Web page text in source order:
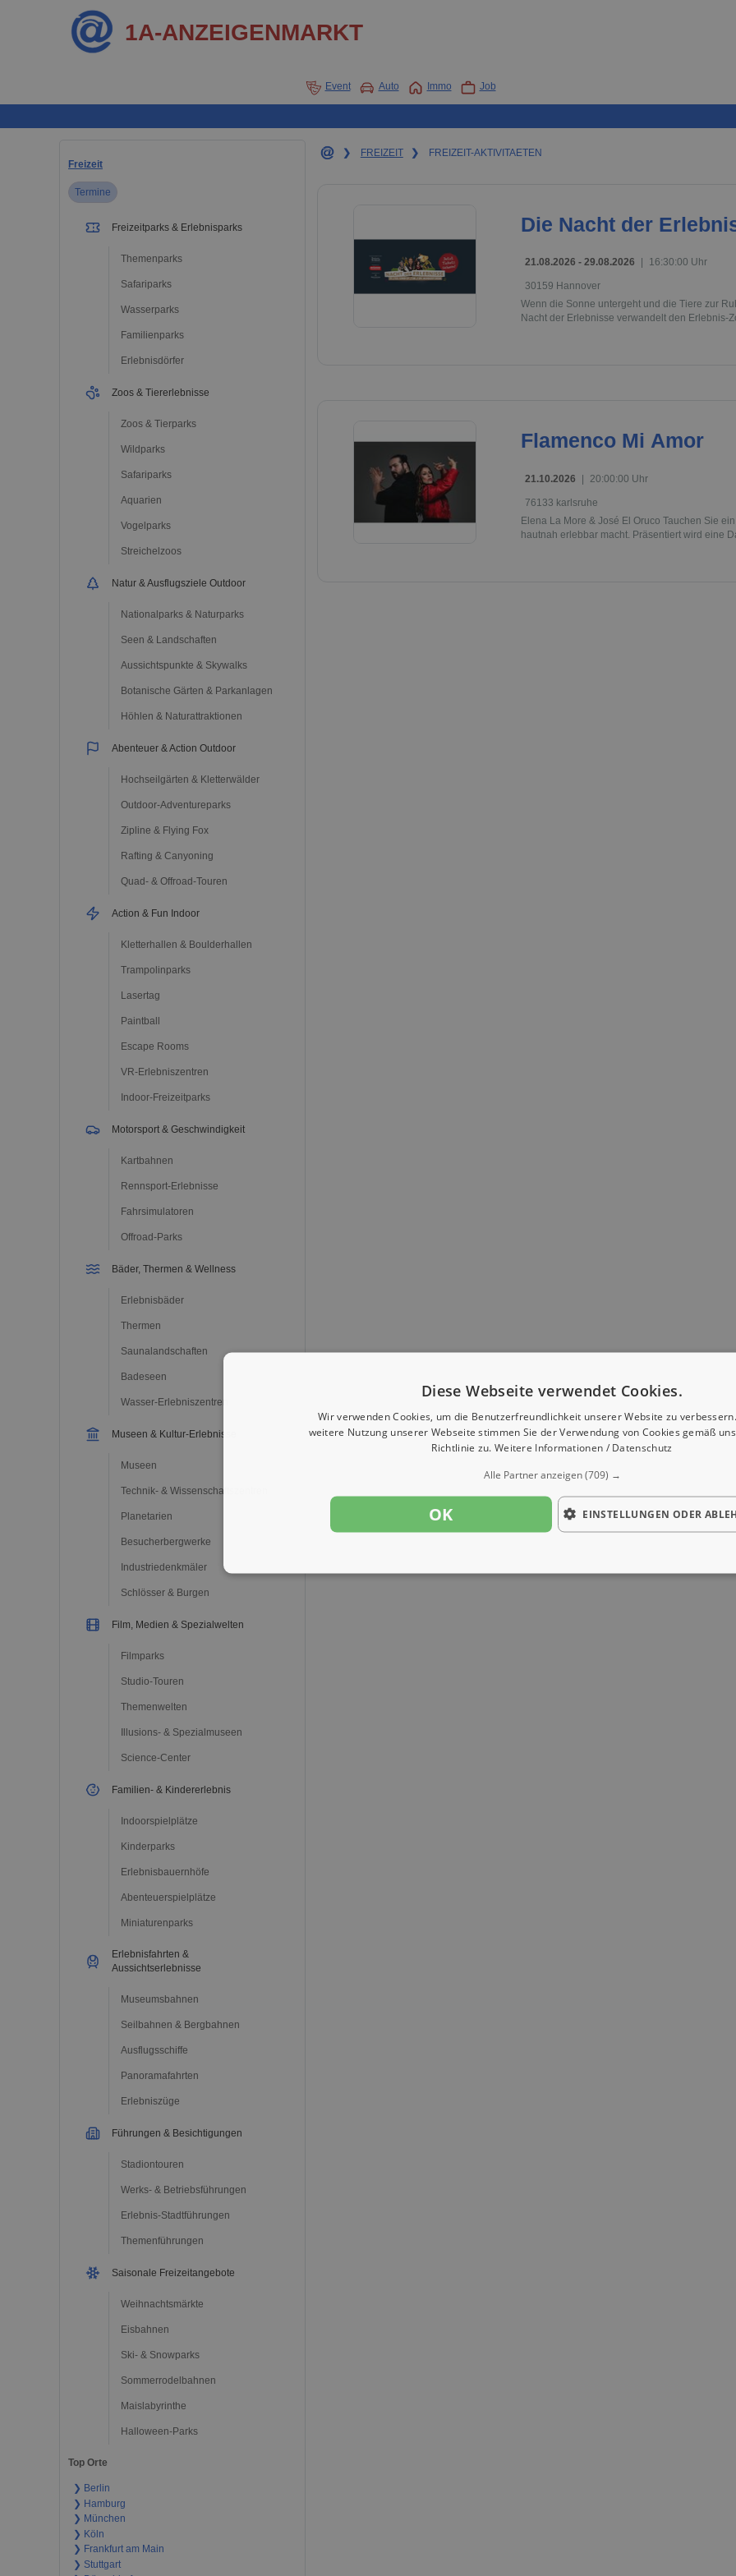
1A-ANZEIGENMARKT
Event Auto Immo Job
Freizeit
Termine
Freizeitparks & Erlebnisparks
Themenparks
Safariparks
Wasserparks
Familienparks
Erlebnisdörfer
Zoos & Tiererlebnisse
Zoos & Tierparks
Wildparks
Safariparks
Aquarien
Vogelparks
Streichelzoos
Natur & Ausflugsziele Outdoor
Nationalparks & Naturparks
Seen & Landschaften
Aussichtspunkte & Skywalks
Botanische Gärten & Parkanlagen
Höhlen & Naturattraktionen
Abenteuer & Action Outdoor
Hochseilgärten & Kletterwälder
Outdoor-Adventureparks
Zipline & Flying Fox
Rafting & Canyoning
Quad- & Offroad-Touren
Action & Fun Indoor
Kletterhallen & Boulderhallen
Trampolinparks
Lasertag
Paintball
Escape Rooms
VR-Erlebniszentren
Indoor-Freizeitparks
Motorsport & Geschwindigkeit
Kartbahnen
Rennsport-Erlebnisse
Fahrsimulatoren
Offroad-Parks
Bäder, Thermen & Wellness
Erlebnisbäder
Thermen
Saunalandschaften
Badeseen
Wasser-Erlebniszentren
Museen & Kultur-Erlebnisse
Museen
Technik- & Wissenschaftszentren
Planetarien
Besucherbergwerke
Industriedenkmäler
Schlösser & Burgen
Film, Medien & Spezialwelten
Filmparks
Studio-Touren
Themenwelten
Illusions- & Spezialmuseen
Science-Center
Familien- & Kindererlebnis
Indoorspielplätze
Kinderparks
Erlebnisbauernhöfe
Abenteuerspielplätze
Miniaturenparks
Erlebnisfahrten &
Aussichtserlebnisse
Museumsbahnen
Seilbahnen & Bergbahnen
Ausflugsschiffe
Panoramafahrten
Erlebniszüge
Führungen & Besichtigungen
Stadiontouren
Werks- & Betriebsführungen
Erlebnis-Stadtführungen
Themenführungen
Saisonale Freizeitangebote
Weihnachtsmärkte
Eisbahnen
Ski- & Snowparks
Sommerrodelbahnen
Maislabyrinthe
Halloween-Parks
Top Orte
❯ Berlin
❯ Hamburg
❯ München
❯ Köln
❯ Frankfurt am Main
❯ Stuttgart
❯ FREIZEIT ❯ FREIZEIT-AKTIVITAETEN
Die Nacht der
21.08.2026 - 29.08.2026 | 16:30:00 Uhr
30159 Hannover
Wenn die Sonne untergeht und die Tiere zur
Nacht der Erlebnisse verwandelt den
Flamenco Mi Amor
21.10.2026 | 20:00:00 Uhr
76133 karlsruhe
Elena La More & José El Oruco Tauchen Sie
hautnah erlebbar macht. Präsentiert wird eine
Diese Webseite verwendet Cookies.
Wir verwenden Cookies, um die Benutzerfreundlichkeit unserer Website zu
weitere Nutzung unserer Webseite stimmen Sie der Verwendung von Cookies gemäß
Richtlinie zu. Weitere Informationen / Datenschutz
Alle Partner anzeigen(709) →
OK EINSTELLUNGEN ODER